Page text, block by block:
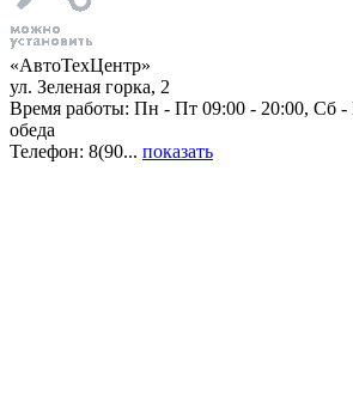
«АвтоТехЦентр»
ул. Зеленая горка, 2
Время работы: Пн - Пт 09:00 - 20:00, Сб -
обеда
Телефон: 8(90... показать